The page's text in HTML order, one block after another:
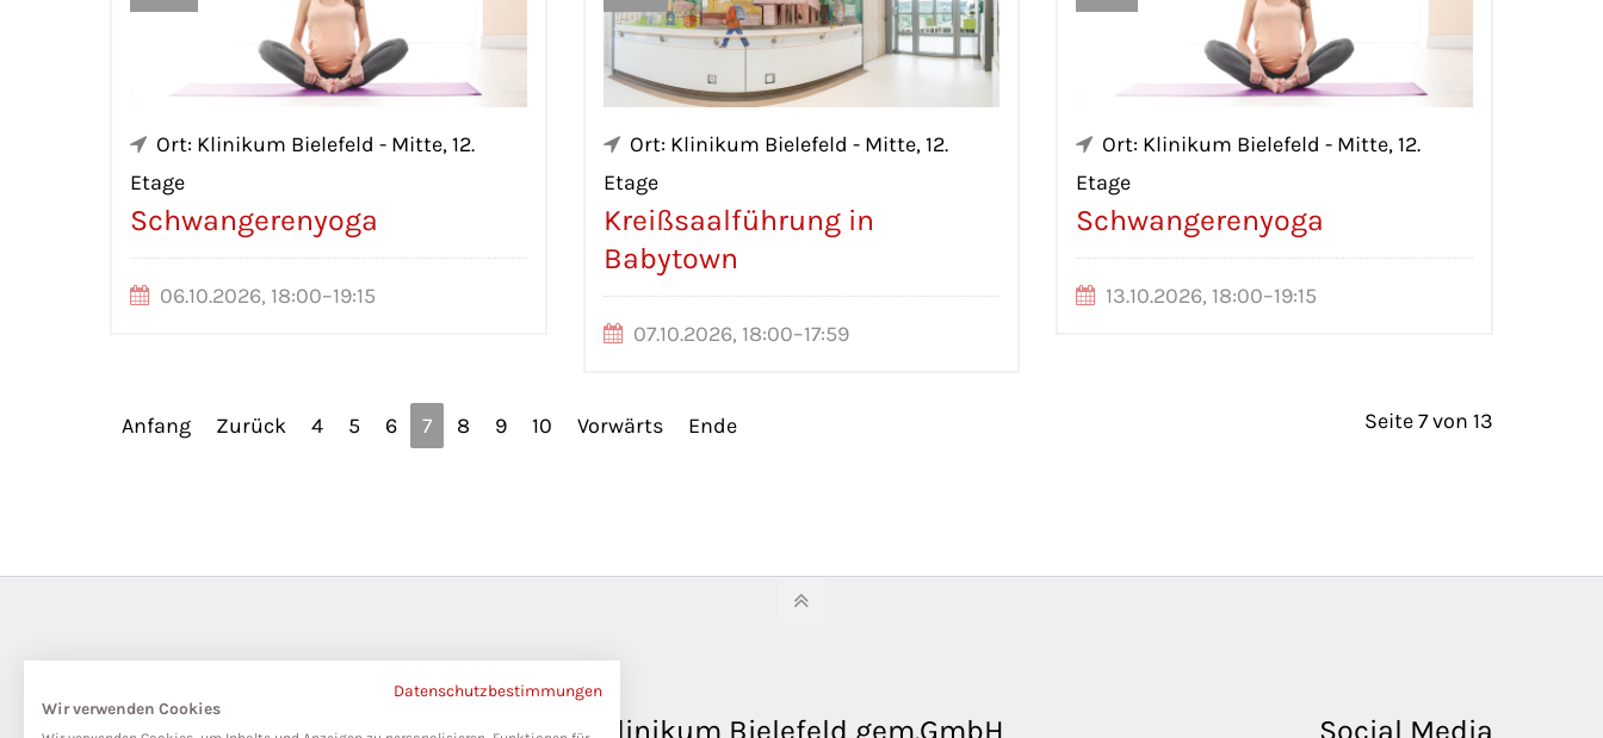
Ort: Klinikum Bielefeld - Mitte, 12.
Etage
Schwangerenyoga
06.10.2026, 18:00–19:15
Ort: Klinikum Bielefeld - Mitte, 12.
Etage
Kreißsaalführung in
Babytown
07.10.2026, 18:00–17:59
Ort: Klinikum Bielefeld - Mitte, 12.
Etage
Schwangerenyoga
13.10.2026, 18:00–19:15
Seite 7 von 13
Anfang Zurück 4 5 6 7 8 9 10 Vorwärts Ende
Klinikum Bielefeld gem.GmbH Social Media
Datenschutzbestimmungen
Wir verwenden Cookies